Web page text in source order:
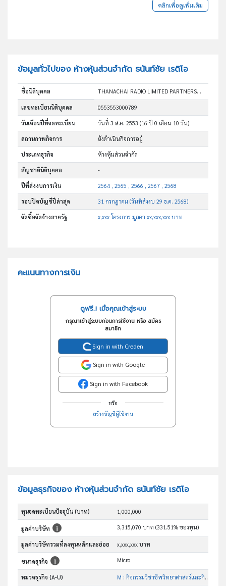
คลิกเพื่อดูเพิ่มเติม
ข้อมูลทั่วไปของ ห้างหุ้นส่วนจำกัด ธนันท์ชัย เรดิโอ
ชื่อนิติบุคคล THANACHAI RADIO LIMITED PARTNERSHIP
เลขทะเบียนนิติบุคคล 0553553000789
วันเดือนปีที่จดทะเบียน วันที่ 3 ส.ค. 2553(16 ปี 0 เดือน 10 วัน)
สถานภาพกิจการ ยังดำเนินกิจการอยู่
ประเภทธุรกิจ ห้างหุ้นส่วนจำกัด
สัญชาตินิติบุคคล -
ปีที่ส่งงบการเงิน 2564 , 2565 , 2566 , 2567 , 2568
รอบปิดบัญชีปีล่าสุด 31 กรกฎาคม (วันที่ส่งงบ 29 ธ.ค. 2568)
จัดซื้อจัดจ้างภาครัฐ x,xxx โครงการ มูลค่า xx,xxx,xxx บาท
คะแนนทางการเงิน
ดูฟรี..! เมื่อคุณเข้าสู่ระบบ
กรุณาเข้าสู่ระบบก่อนการใช้งาน หรือ สมัคร
สมาชิก
Sign in with Creden
Sign in with Google
Sign in with Facebook
หรือ
สร้างบัญชีผู้ใช้งาน
ข้อมูลธุรกิจของ ห้างหุ้นส่วนจำกัด ธนันท์ชัย เรดิโอ
ทุนจดทะเบียนปัจจุบัน (บาท) 1,000,000
มูลค่าบริษัท 3,315,070 บาท (331.51% ของทุน)
มูลค่าบริษัทรวมที่ลงทุนหลักและย่อย x,xxx,xxx บาท
ขนาดธุรกิจ Micro
หมวดธุรกิจ (A-U) M : กิจกรรมวิชาชีพวิทยาศาสตร์และกิจกรรมทาง วิชาการ